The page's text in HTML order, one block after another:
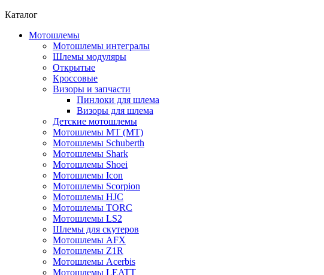
Каталог
Мотошлемы
Мотошлемы интегралы
Шлемы модуляры
Открытые
Кросcовые
Визоры и запчасти
Пинлоки для шлема
Визоры для шлема
Детские мотошлемы
Мотошлемы MT (МТ)
Мотошлемы Schuberth
Мотошлемы Shark
Мотошлемы Shoei
Мотошлемы Icon
Мотошлемы Scorpion
Мотошлемы HJC
Мотошлемы TORC
Мотошлемы LS2
Шлемы для скутеров
Мотошлемы AFX
Мотошлемы Z1R
Мотошлемы Acerbis
Мотошлемы LEATT